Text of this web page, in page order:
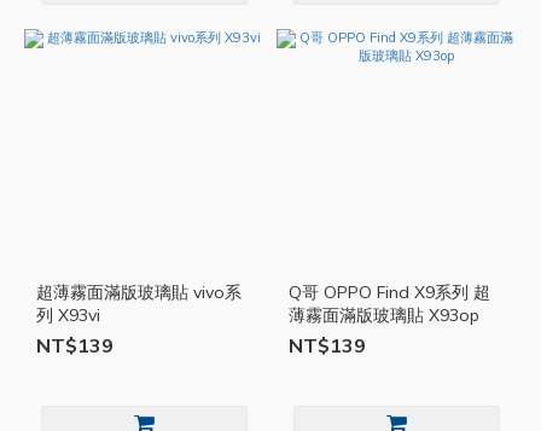
超薄霧面滿版玻璃貼 vivo系
列 X93vi
NT$139
Q哥 OPPO Find X9系列 超
薄霧面滿版玻璃貼 X93op
NT$139